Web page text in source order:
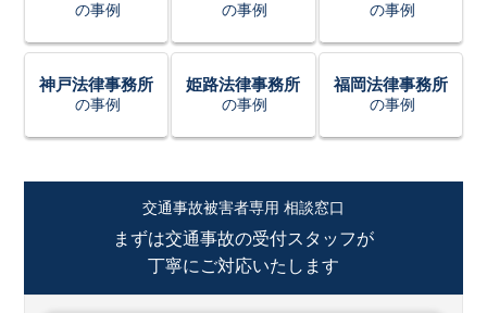
の事例 の事例 の事例
神戸法律事務所
の事例
姫路法律事務所
の事例
福岡法律事務所
の事例
交通事故被害者専用 相談窓口
まずは交通事故の受付スタッフが
丁寧にご対応いたします